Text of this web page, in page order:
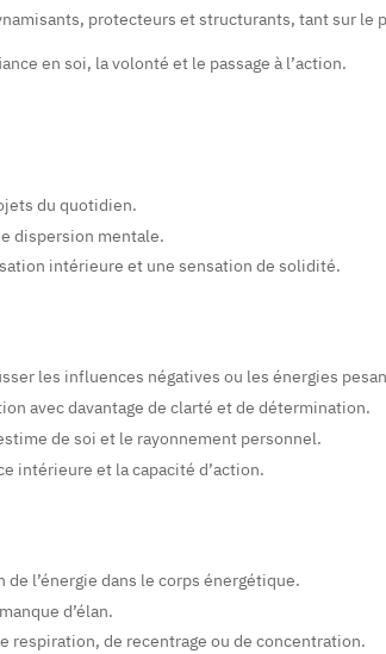
protecteurs et structurants, tant sur
en soi, la volonté et le passage à l’action.
du quotidien.
dispersion mentale.
intérieure et une sensation de solidité.
les influences négatives ou les énergies
avec davantage de clarté et de détermination.
de soi et le rayonnement personnel.
intérieure et la capacité d’action.
l’énergie dans le corps énergétique.
d’élan.
respiration, de recentrage ou de concentration.